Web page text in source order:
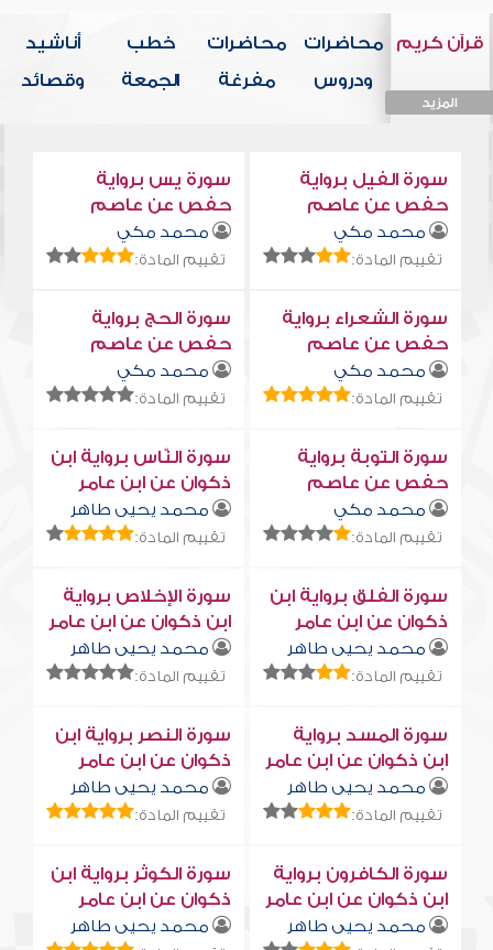
قرآن كريم
المزيد
محاضرات
ودروس
محاضرات
مفرغة
خطب
الجمعة
أناشيد
وقصائد
سورة الفيل برواية
حفص عن عاصم
محمد مكي
تقييم المادة:
سورة يس برواية
حفص عن عاصم
محمد مكي
تقييم المادة:
سورة الشعراء برواية
حفص عن عاصم
محمد مكي
تقييم المادة:
سورة الحج برواية
حفص عن عاصم
محمد مكي
تقييم المادة:
سورة التوبة برواية
حفص عن عاصم
محمد مكي
تقييم المادة:
سورة النّاس برواية ابن
ذكوان عن ابن عامر
محمد يحيى طاهر
تقييم المادة:
سورة الفلق برواية ابن
ذكوان عن ابن عامر
محمد يحيى طاهر
تقييم المادة:
سورة الإخلاص برواية
ابن ذكوان عن ابن عامر
محمد يحيى طاهر
تقييم المادة:
سورة المسد برواية
ابن ذكوان عن ابن عامر
محمد يحيى طاهر
تقييم المادة:
سورة النصر برواية ابن
ذكوان عن ابن عامر
محمد يحيى طاهر
تقييم المادة:
سورة الكافرون برواية
ابن ذكوان عن ابن عامر
محمد يحيى طاهر
سورة الكوثر برواية ابن
ذكوان عن ابن عامر
محمد يحيى طاهر